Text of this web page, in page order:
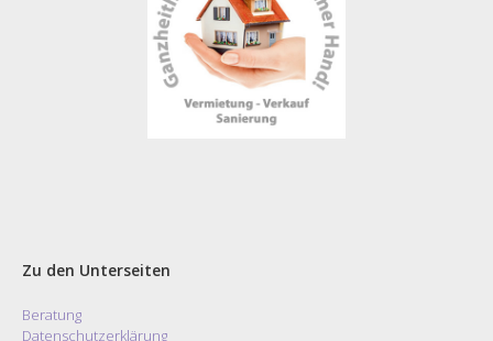
Zu den Unterseiten
Beratung
Datenschutzerklärung